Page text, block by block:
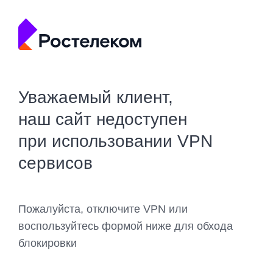
Уважаемый клиент,
наш сайт недоступен
при использовании VPN
сервисов
Пожалуйста, отключите VPN или
воспользуйтесь формой ниже для обхода
блокировки